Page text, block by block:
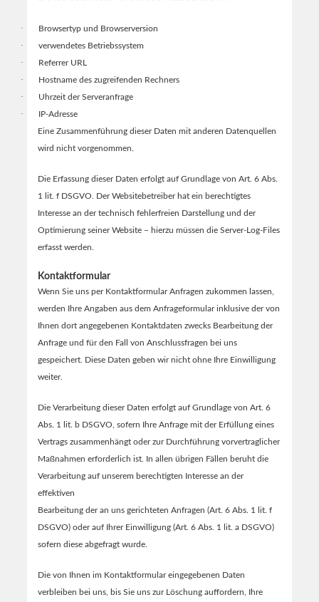
· Browsertyp und Browserversion
· verwendetes Betriebssystem
· Referrer URL
· Hostname des zugreifenden Rechners
· Uhrzeit der Serveranfrage
·
IP-Adresse
Eine Zusammenführung dieser Daten mit anderen Datenquellen
wird nicht vorgenommen.
Die Erfassung dieser Daten erfolgt auf Grundlage von Art. 6 Abs.
1 lit. f DSGVO. Der Websitebetreiber hat ein berechtigtes
Interesse an der technisch fehlerfreien Darstellung und der
Optimierung seiner Website – hierzu müssen die Server-Log-Files
erfasst werden.
Kontaktformular
Wenn Sie uns per Kontaktformular Anfragen zukommen lassen,
werden Ihre Angaben aus dem Anfrageformular inklusive der von
Ihnen dort angegebenen Kontaktdaten zwecks Bearbeitung der
Anfrage und für den Fall von Anschlussfragen bei uns
gespeichert. Diese Daten geben wir nicht ohne Ihre Einwilligung
weiter.
Die Verarbeitung dieser Daten erfolgt auf Grundlage von Art. 6
Abs. 1 lit. b DSGVO, sofern Ihre Anfrage mit der Erfüllung eines
Vertrags zusammenhängt oder zur Durchführung vorvertraglicher
Maßnahmen erforderlich ist. In allen übrigen Fällen beruht die
Verarbeitung auf unserem berechtigten Interesse an der
effektiven
Bearbeitung der an uns gerichteten Anfragen (Art. 6 Abs. 1 lit. f
DSGVO) oder auf Ihrer Einwilligung (Art. 6 Abs. 1 lit. a DSGVO)
sofern diese abgefragt wurde.
Die von Ihnen im Kontaktformular eingegebenen Daten
verbleiben bei uns, bis Sie uns zur Löschung auffordern, Ihre